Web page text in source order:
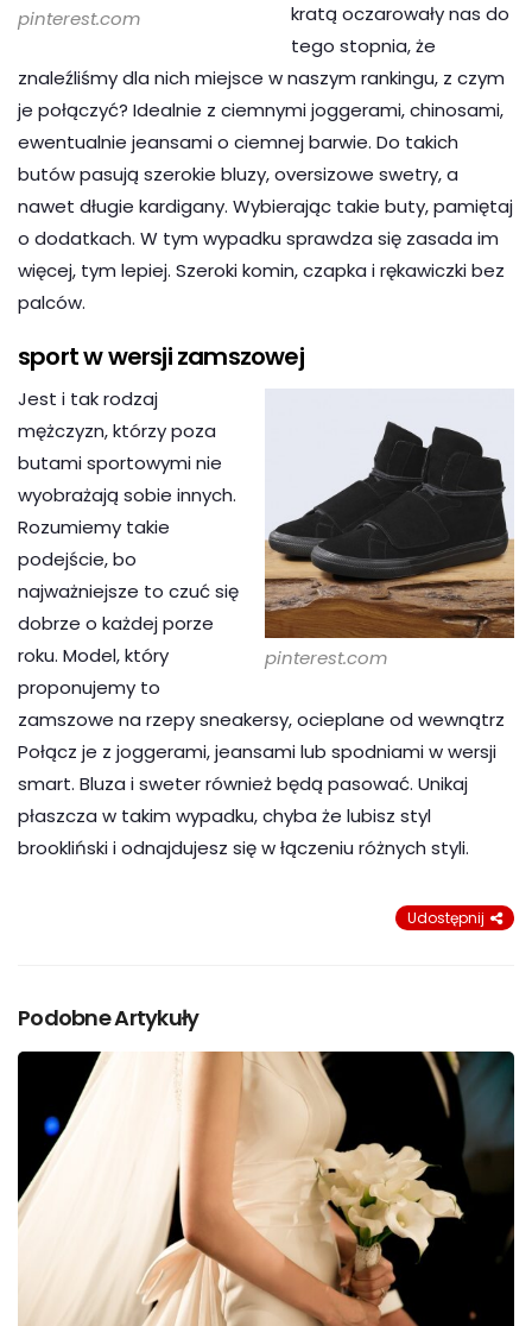
pinterest.com
kratą oczarowały nas do
tego stopnia, że
znaleźliśmy dla nich miejsce w naszym rankingu, z czym
je połączyć? Idealnie z ciemnymi joggerami, chinosami,
ewentualnie jeansami o ciemnej barwie. Do takich
butów pasują szerokie bluzy, oversizowe swetry, a
nawet długie kardigany. Wybierając takie buty, pamiętaj
o dodatkach. W tym wypadku sprawdza się zasada im
więcej, tym lepiej. Szeroki komin, czapka i rękawiczki bez
palców.
sport w wersji zamszowej
pinterest.com
Jest i tak rodzaj
mężczyzn, którzy poza
butami sportowymi nie
wyobrażają sobie innych.
Rozumiemy takie
podejście, bo
najważniejsze to czuć się
dobrze o każdej porze
roku. Model, który
proponujemy to
zamszowe na rzepy sneakersy, ocieplane od wewnątrz
Połącz je z joggerami, jeansami lub spodniami w wersji
smart. Bluza i sweter również będą pasować. Unikaj
płaszcza w takim wypadku, chyba że lubisz styl
brookliński i odnajdujesz się w łączeniu różnych styli.
Udostępnij
Podobne Artykuły